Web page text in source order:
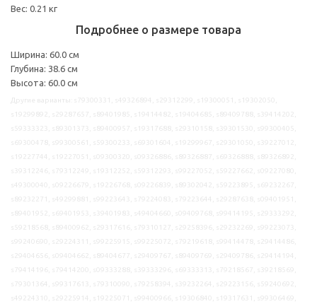
Вес: 0.21 кг
Подробнее о размере товара
Ширина: 60.0 см
Глубина: 38.6 см
Высота: 60.0 см